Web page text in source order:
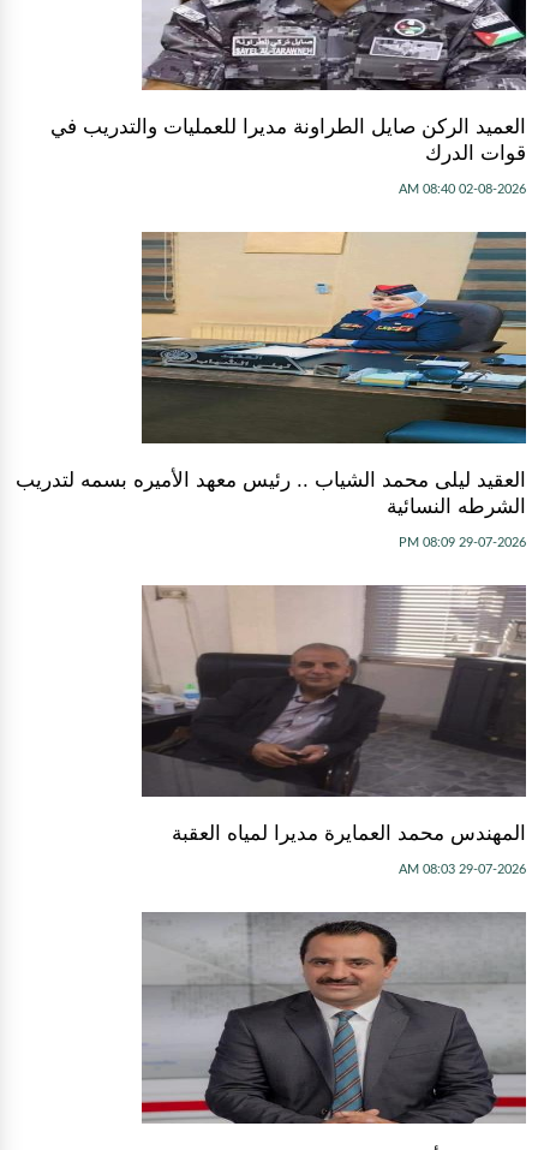
العميد الركن صايل الطراونة مديرا للعمليات والتدريب في
قوات الدرك
02-08-2026 08:40 AM
العقيد ليلى محمد الشياب .. رئيس معهد الأميره بسمه لتدريب
الشرطه النسائية
29-07-2026 08:09 PM
المهندس محمد العمايرة مديرا لمياه العقبة
29-07-2026 08:03 AM